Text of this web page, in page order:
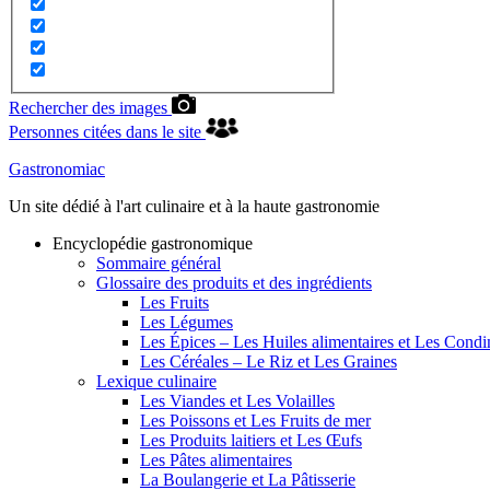
Rechercher des images
Personnes citées dans le site
Gastronomiac
Un site dédié à l'art culinaire et à la haute gastronomie
Encyclopédie gastronomique
Sommaire général
Glossaire des produits et des ingrédients
Les Fruits
Les Légumes
Les Épices – Les Huiles alimentaires et Les
Les Céréales – Le Riz et Les Graines
Lexique culinaire
Les Viandes et Les Volailles
Les Poissons et Les Fruits de mer
Les Produits laitiers et Les Œufs
Les Pâtes alimentaires
La Boulangerie et La Pâtisserie